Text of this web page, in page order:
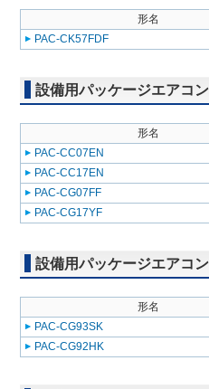
形名
PAC-CK57FDF
設備用パッケージエアコ
形名
PAC-CC07EN
PAC-CC17EN
PAC-CG07FF
PAC-CG17YF
設備用パッケージエアコ
形名
PAC-CG93SK
PAC-CG92HK